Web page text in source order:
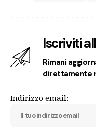
Iscriviti
Rimani
direttamente
Indirizzo email: